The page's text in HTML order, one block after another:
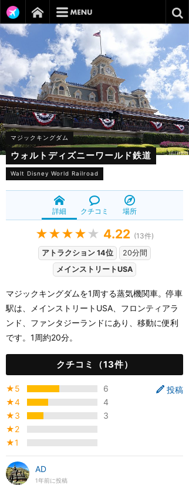
マジックキングダム
ウォルトディズニーワールド鉄道
Walt Disney World Railroad
詳細 クチコミ 場所
★★★★ ★ 4.22 (13件)
アトラクション 14位
20分間
メインストリートUSA
マジックキングダムを1周する蒸気機関車。停車
駅は、メインストリートUSA、フロンティアラ
ンド、ファンタジーランドにあり、移動に便利
です。1周約20分。
クチコミ（13件）
投稿
★5
6
★4
4
★3
3
★2
★1
AD
1年前に投稿